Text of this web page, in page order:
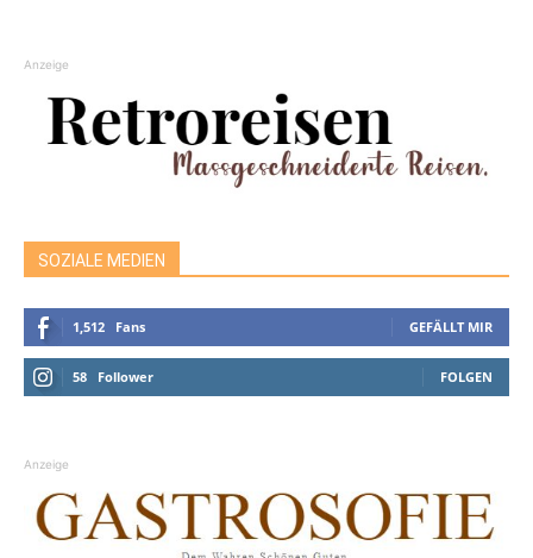
Anzeige
SOZIALE MEDIEN
1,512 Fans GEFÄLLT MIR
58 Follower FOLGEN
Anzeige